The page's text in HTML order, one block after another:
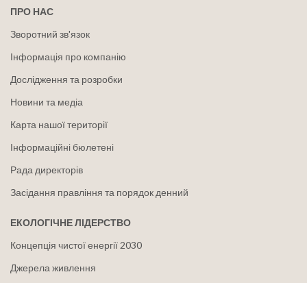
ПРО НАС
Зворотний зв'язок
Інформація про компанію
Дослідження та розробки
Новини та медіа
Карта нашої території
Інформаційні бюлетені
Рада директорів
Засідання правління та порядок денний
ЕКОЛОГІЧНЕ ЛІДЕРСТВО
Концепція чистої енергії 2030
Джерела живлення